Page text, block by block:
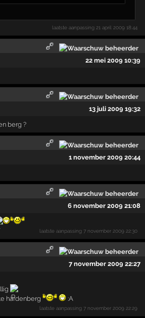
laatste aanpassing 21 april 2009 18:44
22 mei 2009 10:39
13 juli 2009 19:32
berg ?
1 november 2009 20:44
6 november 2009 21:08
laatste aanpassing7 november 2009 22:30
7 november 2009 22:27
hardenberg
:A
laatste aanpassing7 november 2009 22:29